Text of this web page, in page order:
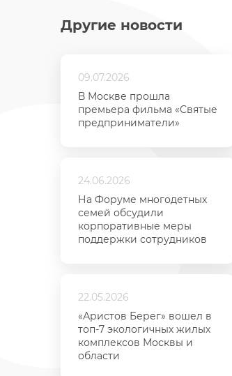
Другие новости
09.07.2026
В Москве прошла
премьера фильма «Святые
предприниматели»
24.06.2026
На Форуме многодетных
семей обсудили
корпоративные меры
поддержки сотрудников
22.05.2026
«Аристов Берег» вошел в
топ-7 экологичных жилых
комплексов Москвы и
области